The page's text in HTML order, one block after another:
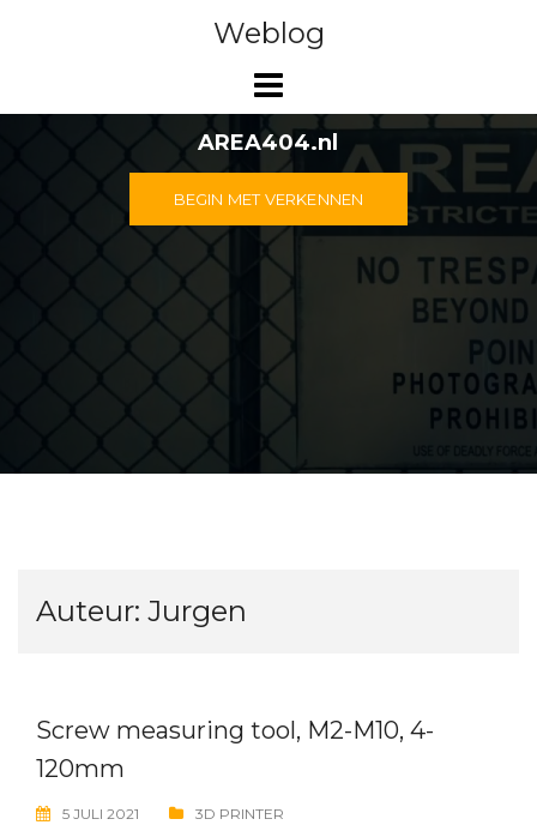
Weblog
AREA404.nl
BEGIN MET VERKENNEN
Auteur: Jurgen
Screw measuring tool, M2-M10, 4-
120mm
5 JULI 2021 3D PRINTER